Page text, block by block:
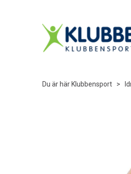
Du är här Klubbensport >